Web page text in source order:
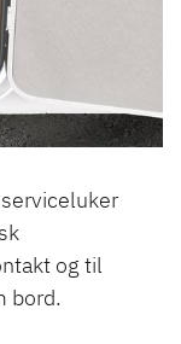
og til
bord.